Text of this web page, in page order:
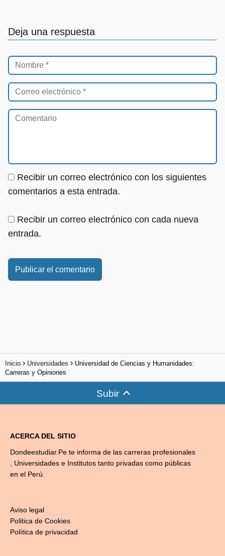
Deja una respuesta
Recibir un correo electrónico con los siguientes
comentarios a esta entrada.
Recibir un correo electrónico con cada nueva
entrada.
Inicio Universidades
Universidad de Ciencias y Humanidades:
Carreras y Opiniones
Subir
ACERCA DEL SITIO
Dondeestudiar.Pe te informa de las carreras profesionales
, Universidades e Institutos tanto privadas como públicas
en el Perú.
Aviso legal
Politica de Cookies
Política de privacidad